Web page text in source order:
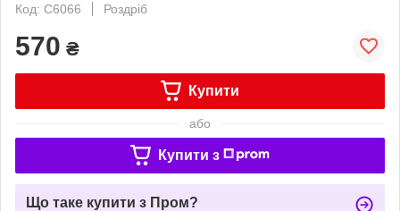
Код: C6066
Роздріб
570 ₴
Купити
або
Купити з
Що таке купити з Пром?